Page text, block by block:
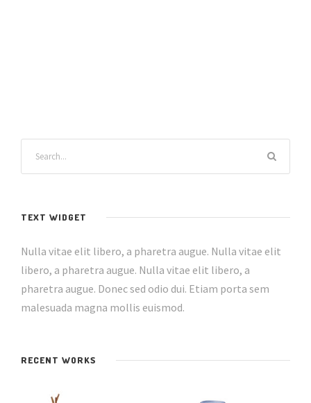
TEXT WIDGET
Nulla vitae elit libero, a pharetra augue. Nulla vitae elit
libero, a pharetra augue. Nulla vitae elit libero, a
pharetra augue. Donec sed odio dui. Etiam porta sem
malesuada magna mollis euismod.
RECENT WORKS